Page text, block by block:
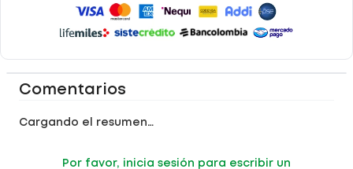
Comentarios
Cargando el resumen…
Por favor, inicia sesión para escribir un